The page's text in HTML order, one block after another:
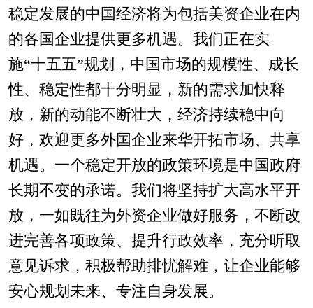
稳定发展的中国经济将为包括美资企业在内
的各国企业提供更多机遇。我们正在实
施“十五五”规划，中国市场的规模性、成长
性、稳定性都十分明显，新的需求加快释
放，新的动能不断壮大，经济持续稳中向
好，欢迎更多外国企业来华开拓市场、共享
机遇。一个稳定开放的政策环境是中国政府
长期不变的承诺。我们将坚持扩大高水平开
放，一如既往为外资企业做好服务，不断改
进完善各项政策、提升行政效率，充分听取
意见诉求，积极帮助排忧解难，让企业能够
安心规划未来、专注自身发展。